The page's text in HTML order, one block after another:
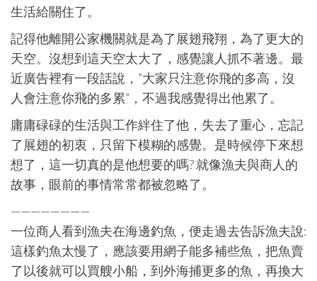
生活給關住了。
記得他離開公家機關就是為了展翅飛翔，為了更大的
天空。沒想到這天空太大了，感覺讓人抓不著邊。最
近廣告裡有一段話說，”大家只注意你飛的多高，沒
人會注意你飛的多累”，不過我感覺得出他累了。
庸庸碌碌的生活與工作絆住了他，失去了重心，忘記
了展翅的初衷，只留下模糊的感覺。是時候停下來想
想了，這一切真的是他想要的嗎? 就像漁夫與商人的
故事，眼前的事情常常都被忽略了。
————————
一位商人看到漁夫在海邊釣魚，便走過去告訴漁夫說:
這樣釣魚太慢了，應該要用網子能多補些魚，把魚賣
了以後就可以買艘小船，到外海捕更多的魚，再換大